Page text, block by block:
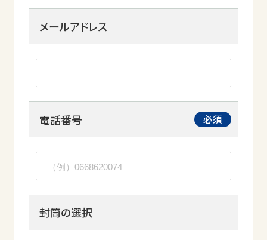
メールアドレス
電話番号
封筒の選択